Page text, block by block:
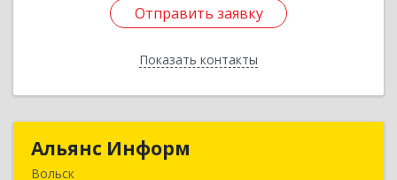
Отправить заявку
Показать контакты
Отправить заявку
Назад
Альянс Информ
Вольск